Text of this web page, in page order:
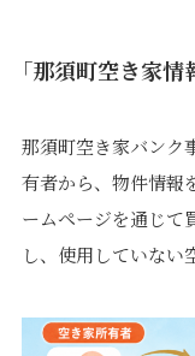
「那須町空き家
那須町空き家バンク
有者から、物件情報
ームページを通じて
し、使用していない